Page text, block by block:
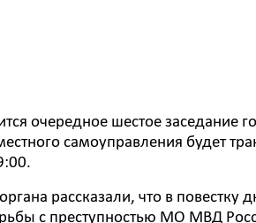
очередное шестое заседание
самоуправления будет
рассказали, что в
с преступностью МО МВД